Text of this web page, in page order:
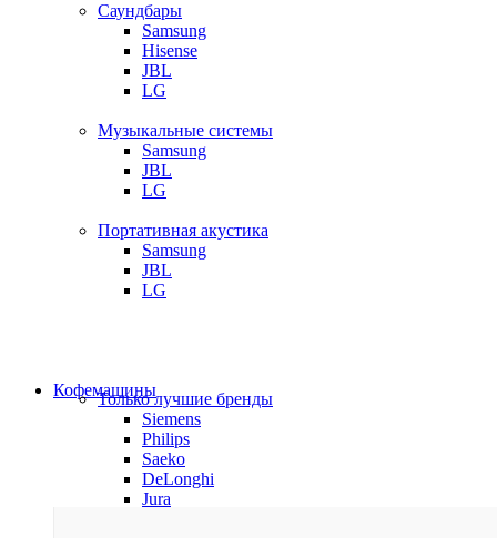
Саундбары
Samsung
Hisense
JBL
LG
Музыкальные системы
Samsung
JBL
LG
Портативная акустика
Samsung
JBL
LG
Кофемашины
Только лучшие бренды
Siemens
Philips
Saeko
DeLonghi
Jura